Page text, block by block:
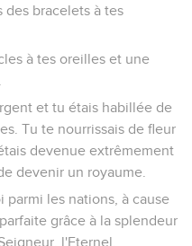
des bracelets à tes
à tes oreilles et une
et tu étais habillée de
Tu te nourrissais de fleur
devenue extrêmement
devenir un royaume.
parmi les nations, à cause
grâce à la splendeur
l'Eternel.